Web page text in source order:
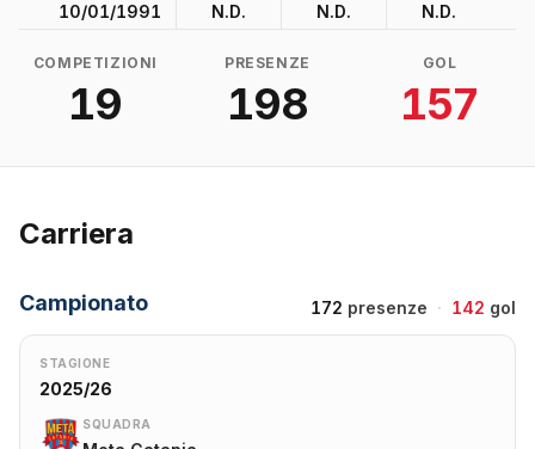
10/01/1991 N.D. N.D. N.D.
COMPETIZIONI
19
PRESENZE
198
GOL
157
Carriera
Campionato 172 presenze · 142 gol
STAGIONE
2025/26
SQUADRA